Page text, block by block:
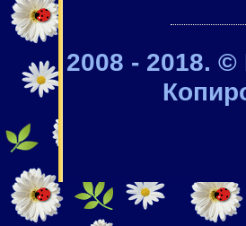
2008 - 2018.